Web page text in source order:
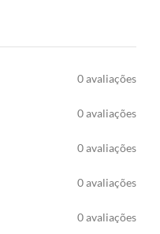
0 avaliações
0 avaliações
0 avaliações
0 avaliações
0 avaliações